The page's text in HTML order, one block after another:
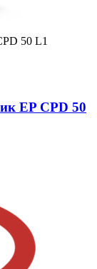
EP CPD 50